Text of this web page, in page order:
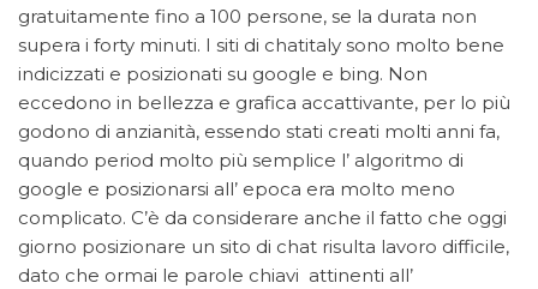
gratuitamente fino a 100 persone, se la durata non
supera i forty minuti. I siti di chatitaly sono molto bene
indicizzati e posizionati su google e bing. Non
eccedono in bellezza e grafica accattivante, per lo più
godono di anzianità, essendo stati creati molti anni fa,
quando period molto più semplice l’ algoritmo di
google e posizionarsi all’ epoca era molto meno
complicato. C’è da considerare anche il fatto che oggi
giorno posizionare un sito di chat risulta lavoro difficile,
dato che ormai le parole chiavi attinenti all’